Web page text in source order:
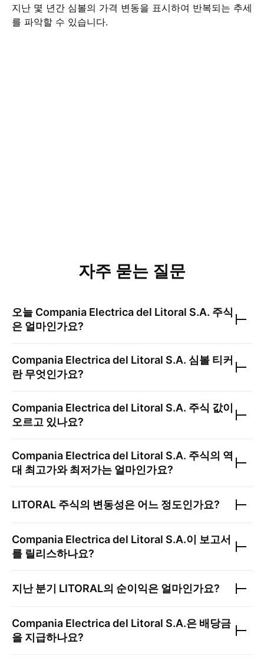
지난 몇 년간 심볼의 가격 변동을 표시하여 반복되는 추세
를 파악할 수 있습니다.
자주 묻는 질문
오늘 Compania Electrica del Litoral S.A. 주식
은 얼마인가요?
Compania Electrica del Litoral S.A. 심볼 티커
란 무엇인가요?
Compania Electrica del Litoral S.A. 주식 값이
오르고 있나요?
Compania Electrica del Litoral S.A. 주식의 역
대 최고가와 최저가는 얼마인가요?
LITORAL 주식의 변동성은 어느 정도인가요?
Compania Electrica del Litoral S.A.이 보고서
를 릴리스하나요?
지난 분기 LITORAL의 순이익은 얼마인가요?
Compania Electrica del Litoral S.A.은 배당금
을 지급하나요?